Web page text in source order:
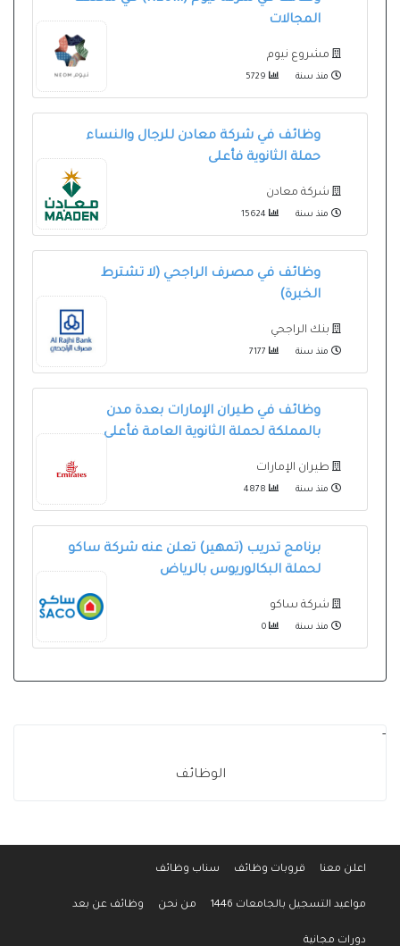
المجالات
مشروع نيوم
منذ سنة
وظائف في شركة معادن للرجال والنساء
حملة الثانوية فأعلى
شركة معادن
منذ سنة
وظائف في مصرف الراجحي (لا تشترط
الخبرة)
بنك الراجحي
منذ سنة
وظائف في طيران الإمارات بعدة مدن
بالمملكة لحملة الثانوية العامة فأعلى
طيران الإمارات
منذ سنة
برنامج تدريب (تمهير) تعلن عنه شركة ساكو
لحملة البكالوريوس بالرياض
شركة ساكو
منذ سنة
-
الوظائف
اعلن معنا قروبات وظائف سناب وظائف
مواعيد التسجيل بالجامعات 1446 من نحن وظائف عن بعد
دورات مجانية